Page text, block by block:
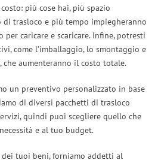
più cose hai, più spazio
trasloco e più tempo impiegheranno
caricare e scaricare. Infine, potresti
come l’imballaggio, lo smontaggio e
aumenteranno il costo totale.
un preventivo personalizzato in base
di diversi pacchetti di trasloco
quindi puoi scegliere quello che
e al tuo budget.
dei tuoi beni, forniamo addetti al